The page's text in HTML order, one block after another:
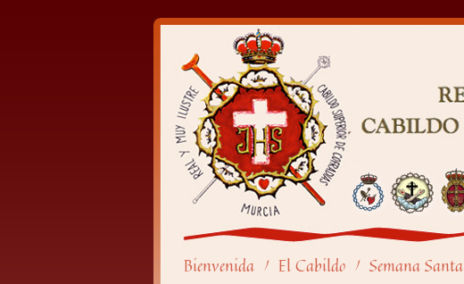
Bienvenida / El Cabildo / Semana Santa